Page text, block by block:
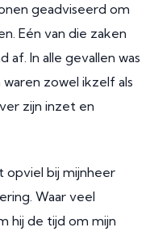
geadviseerd om
Eén van die zaken
af. In alle gevallen was
zowel ikzelf als
zijn inzet en
bij mijnheer
Waar veel
hij de tijd om mijn